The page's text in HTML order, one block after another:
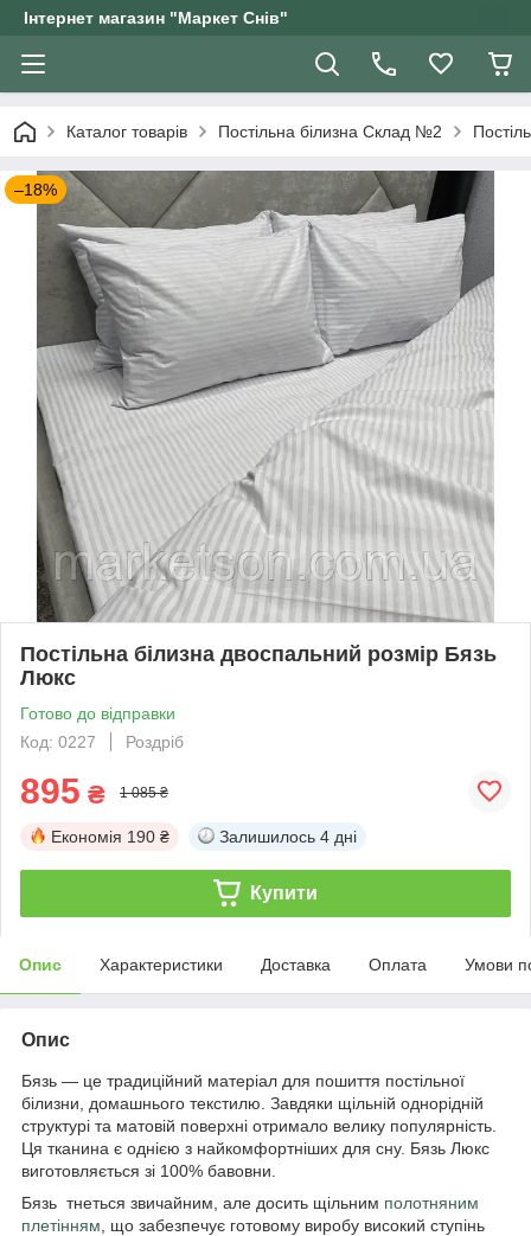
Інтернет магазин "Маркет Снів"
Каталог товарів Постільна білизна Склад №2
–18%
Постільна білизна двоспальний розмір Бязь
Люкс
Готово до відправки
Код: 0227
Роздріб
895 ₴ 1 085 ₴
Економія 190 ₴ Залишилось 4 дні
Купити
Опис Характеристики Доставка Оплата Умови
Опис
Бязь — це традиційний матеріал для пошиття постільної
білизни, домашнього текстилю. Завдяки щільній однорідній
структурі та матовій поверхні отримало велику популярність.
Ця тканина є однією з найкомфортніших для сну. Бязь Люкс
виготовляється зі 100% бавовни.
Бязь тнеться звичайним, але досить щільним полотняним
плетінням , що забезпечує готовому виробу високий ступінь